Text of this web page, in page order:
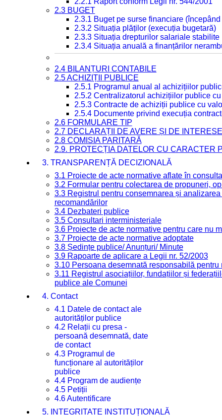
2.3 BUGET
2.3.1 Buget pe surse financiare
2.3.2 Situația plăților (execuția bugetară)
2.3.3 Situația drepturilor salariale
2.3.4 Situația anuală a finanțărilor
2.4 BILANȚURI CONTABILE
2.5 ACHIZIȚII PUBLICE
2.5.1 Programul anual al achizițiilor
2.5.2 Centralizatorul achizițiilor publice
2.5.3 Contracte de achiziții publice cu
2.5.4 Documente privind execuția
2.6 FORMULARE TIP
2.7 DECLARAȚII DE AVERE ȘI DE INTERESE
2.8 COMISIA PARITARĂ
2.9. PROTECȚIA DATELOR CU CARACTER
3. TRANSPARENȚĂ DECIZIONALĂ
3.1 Proiecte de acte normative aflate în
3.2 Formular pentru colectarea de propuneri,
3.3 Registrul pentru consemnarea și
recomandărilor
3.4 Dezbateri publice
3.5 Consultari interministeriale
3.6 Proiecte de acte normative pentru care nu
3.7 Proiecte de acte normative adoptate
3.8 Ședințe publice/ Anunțuri/ Minute
3.9 Rapoarte de aplicare a Legii nr. 52/2003
3.10 Persoana desemnată responsabilă
3.11 Registrul asociațiilor, fundațiilor și
publice ale Comunei
4. Contact
4.1 Datele de contact ale
autorităților publice
4.2 Relații cu presa -
persoană desemnată, date
de contact
4.3 Programul de
funcționare al autorităților
publice
4.4 Program de audiențe
4.5 Petiții
4.6 Autentificare
5. INTEGRITATE INSTITUȚIONALĂ